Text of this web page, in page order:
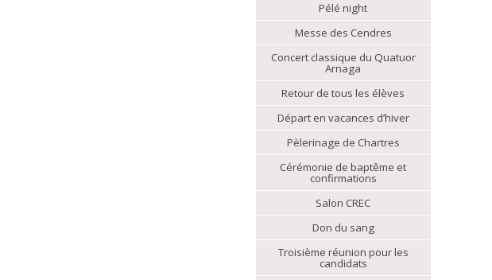
Pélé night
Messe des Cendres
Concert classique du Quatuor
Arnaga
Retour de tous les élèves
Départ en vacances d’hiver
Pèlerinage de Chartres
Cérémonie de baptême et
confirmations
Salon CREC
Don du sang
Troisième réunion pour les
candidats